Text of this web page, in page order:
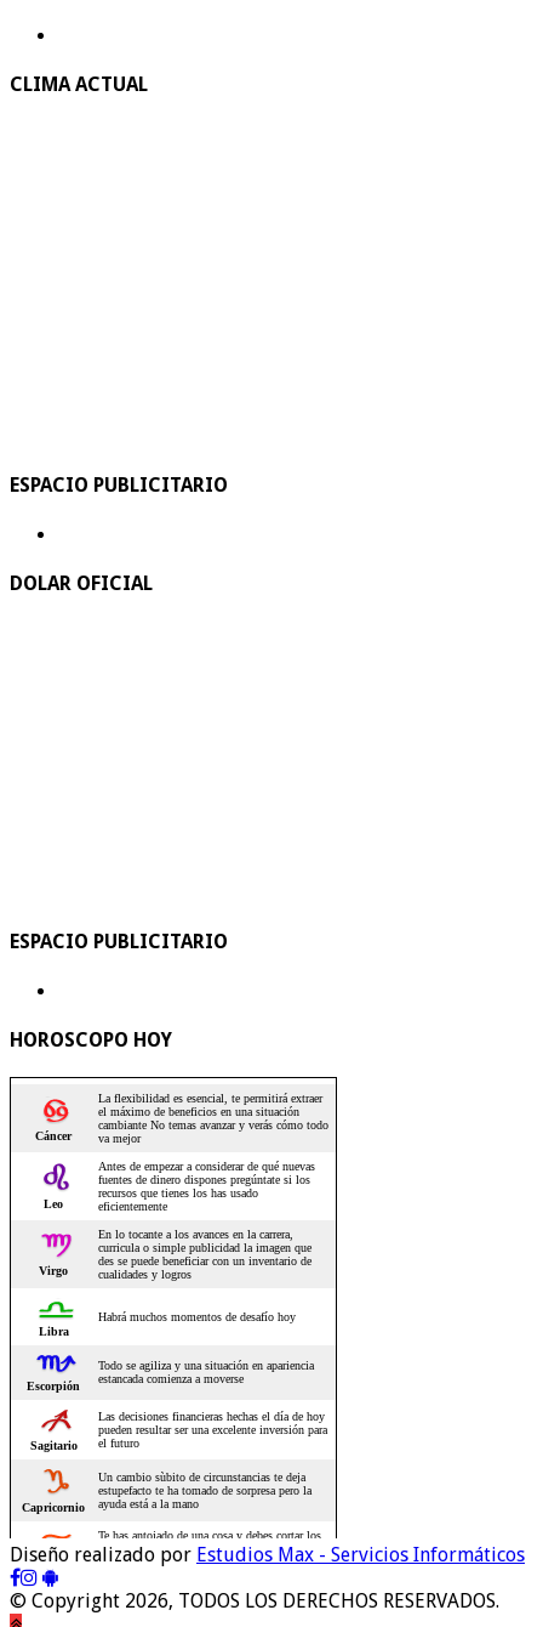
CLIMA ACTUAL
ESPACIO PUBLICITARIO
DOLAR OFICIAL
ESPACIO PUBLICITARIO
HOROSCOPO HOY
Diseño realizado por Estudios Max - Servicios Informáticos
© Copyright 2026, TODOS LOS DERECHOS RESERVADOS.